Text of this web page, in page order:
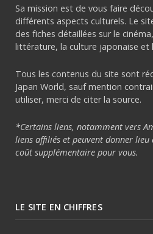
Sa mission est de vous faire
différents aspects culturels. Le
des fiches détaillées sur le
littérature, la culture japonaise et
Tous les contenus du site sont
Japan World, sauf mention
utiliser, merci de citer la source.
*Certains liens, notamment vers
liens affiliés et peuvent donner lieu
coût supplémentaire pour vous.
LE SITE EN CHIFFRES